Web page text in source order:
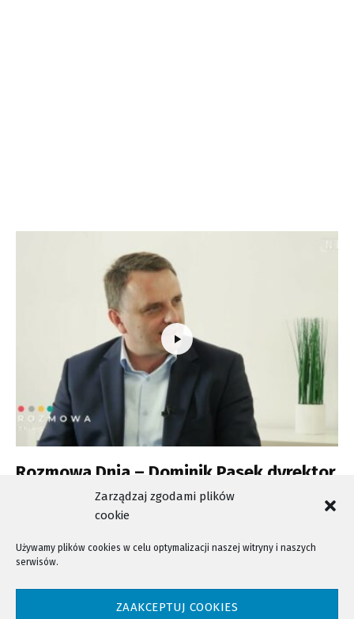
Zarządzaj zgodami plików
cookie
Używamy plików cookies w celu optymalizacji naszej witryny i naszych
serwisów.
ZAAKCEPTUJ COOKIES
Rozmowa Dnia – Dominik Pasek dyrektor
MODR w Karniowicach
NTV - Nasza Telewizja Sądecka © 2023 Wszystkie prawa zastrzeżone!